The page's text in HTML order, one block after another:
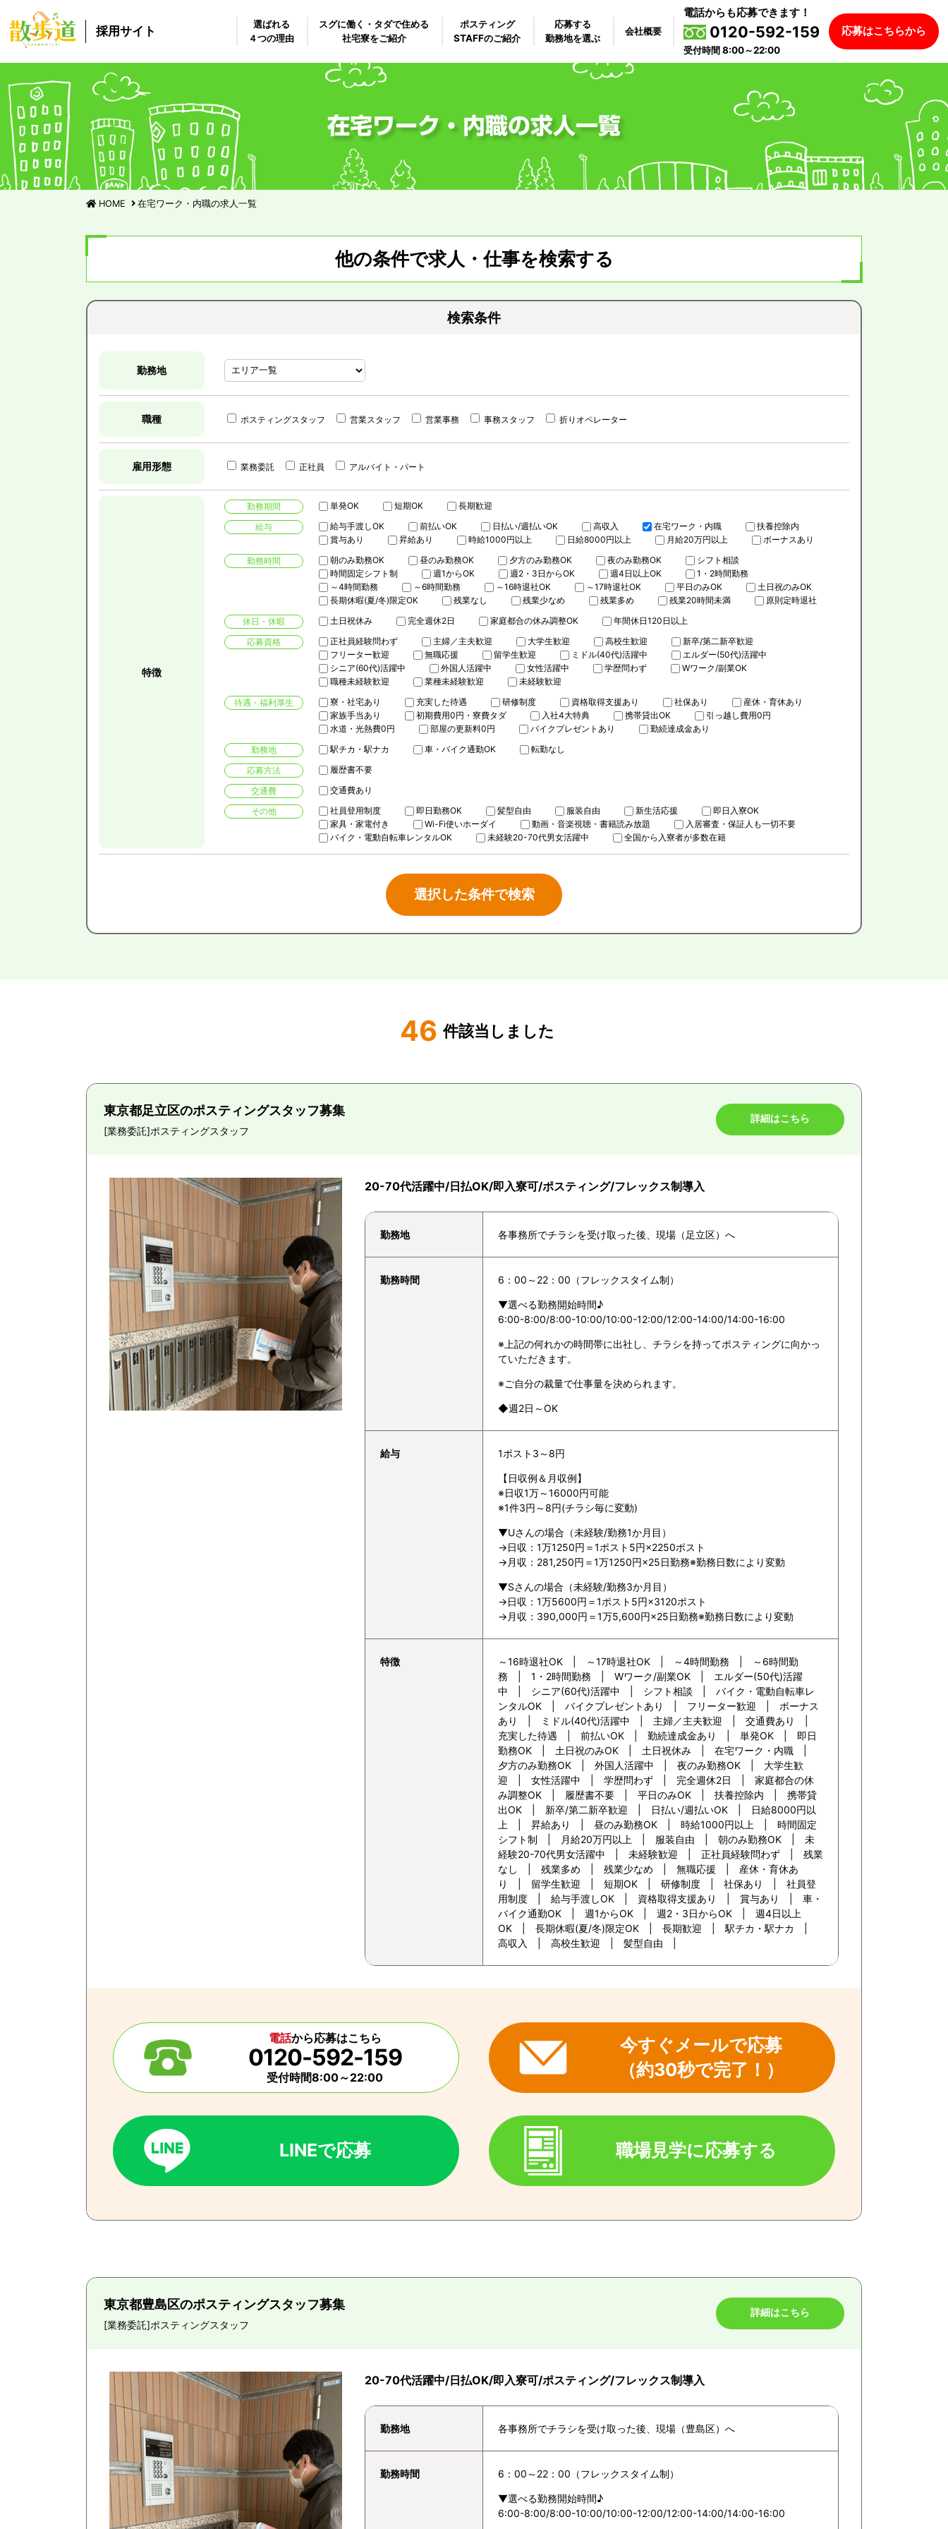
採用サイト
選ばれる
４つの理由
スグに働く・タダで住める
社宅寮をご紹介
ポスティング
STAFFのご紹介
応募する
勤務地を選ぶ
会社概要
電話からも応募できます！
0120-592-159
受付時間 8:00～22:00
応募はこちらから
在宅ワーク・内職の求人一覧
HOME 在宅ワーク・内職の求人一覧
他の条件で求人・仕事を検索する
検索条件
勤務地
職種 ポスティングスタッフ 営業スタッフ 営業事務 事務スタッフ 折りオペレーター
雇用形態 業務委託 正社員 アルバイト・パート
特徴
勤務期間 単発OK 短期OK
長期歓迎
給与
給与手渡しOK 前払いOK 日払い/週払いOK 高収入 在宅ワーク・内職
扶養控除内
賞与あり
昇給あり 時給1000円以上 日給8000円以上 月給20万円以上
ボーナスあり
勤務時間
朝のみ勤務OK 昼のみ勤務OK 夕方のみ勤務OK 夜のみ勤務OK
シフト相談
時間固定シフト制
週1からOK 週2・3日からOK 週4日以上OK
1・2時間勤務
～4時間勤務
～6時間勤務 ～16時退社OK ～17時退社OK 平日のみOK
土日祝のみOK
長期休暇(夏/冬)限定OK
残業なし 残業少なめ 残業多め 残業20時間未満
原則定時退社
休日・休暇
土日祝休み 完全週休2日 家庭都合の休み調整OK
年間休日120日以上
応募資格
正社員経験問わず 主婦／主夫歓迎 大学生歓迎 高校生歓迎
新卒/第二新卒歓迎
フリーター歓迎
無職応援 留学生歓迎 ミドル(40代)活躍中
エルダー(50代)活躍中
シニア(60代)活躍中
外国人活躍中 女性活躍中 学歴問わず
Wワーク/副業OK
職種未経験歓迎
業種未経験歓迎
未経験歓迎
待遇・福利厚生
寮・社宅あり 充実した待遇 研修制度 資格取得支援あり 社保あり
産休・育休あり
家族手当あり
初期費用0円・寮費タダ 入社4大特典 携帯貸出OK
引っ越し費用0円
水道・光熱費0円
部屋の更新料0円 バイクプレゼントあり
勤続達成金あり
勤務地
駅チカ・駅ナカ 車・バイク通勤OK
転勤なし
応募方法
履歴書不要
交通費
交通費あり
その他
社員登用制度 即日勤務OK 髪型自由 服装自由 新生活応援
即日入寮OK
家具・家電付き
Wi-Fi使いホーダイ 動画・音楽視聴・書籍読み放題
入居審査・保証人も一切不要
バイク・電動自転車レンタルOK
未経験20-70代男女活躍中 全国から入寮者が多数在籍
46 件該当しました
東京都足立区のポスティングスタッフ募集
[業務委託]ポスティングスタッフ
詳細はこちら
20-70代活躍中/日払OK/即入寮可/ポスティング/フレックス制導入
勤務地 各事務所でチラシを受け取った後、現場（足立区）へ
勤務時間 6：00～22：00（フレックスタイム制）
▼選べる勤務開始時間♪
6:00-8:00/8:00-10:00/10:00-12:00/12:00-14:00/14:00-16:00
※上記の何れかの時間帯に出社し、チラシを持ってポスティングに向かっ
ていただきます。
※ご自分の裁量で仕事量を決められます。
◆週2日～OK
給与 1ポスト3～8円
【日収例＆月収例】
※日収1万～16000円可能
※1件3円～8円(チラシ毎に変動)
▼Uさんの場合（未経験/勤務1か月目）
→日収：1万1250円＝1ポスト5円×2250ポスト
→月収：281,250円＝1万1250円×25日勤務※勤務日数により変動
▼Sさんの場合（未経験/勤務3か月目）
→日収：1万5600円＝1ポスト5円×3120ポスト
→月収：390,000円＝1万5,600円×25日勤務※勤務日数により変動
特徴
～16時退社OK | ～17時退社OK | ～4時間勤務 | ～6時間勤
務 | 1・2時間勤務 | Wワーク/副業OK | エルダー(50代)活躍
中 | シニア(60代)活躍中 | シフト相談 | バイク・電動自転車レ
ンタルOK | バイクプレゼントあり | フリーター歓迎 | ボーナス
あり | ミドル(40代)活躍中 | 主婦／主夫歓迎 | 交通費あり |
充実した待遇 | 前払いOK | 勤続達成金あり | 単発OK | 即日
勤務OK | 土日祝のみOK | 土日祝休み | 在宅ワーク・内職 |
夕方のみ勤務OK | 外国人活躍中 | 夜のみ勤務OK | 大学生歓
迎 | 女性活躍中 | 学歴問わず | 完全週休2日 | 家庭都合の休
み調整OK | 履歴書不要 | 平日のみOK | 扶養控除内 | 携帯貸
出OK | 新卒/第二新卒歓迎 | 日払い/週払いOK | 日給8000円以
上 | 昇給あり | 昼のみ勤務OK | 時給1000円以上 | 時間固定
シフト制 | 月給20万円以上 | 服装自由 | 朝のみ勤務OK | 未
経験20-70代男女活躍中 | 未経験歓迎 | 正社員経験問わず | 残業
なし | 残業多め | 残業少なめ | 無職応援 | 産休・育休あ
り | 留学生歓迎 | 短期OK | 研修制度 | 社保あり | 社員登
用制度 | 給与手渡しOK | 資格取得支援あり | 賞与あり | 車・
バイク通勤OK | 週1からOK | 週2・3日からOK | 週4日以上
OK | 長期休暇(夏/冬)限定OK | 長期歓迎 | 駅チカ・駅ナカ |
高収入 | 高校生歓迎 | 髪型自由 |
電話から応募はこちら
0120-592-159
受付時間8:00～22:00
今すぐメールで応募
（約30秒で完了！）
LINEで応募 職場見学に応募する
東京都豊島区のポスティングスタッフ募集
[業務委託]ポスティングスタッフ
詳細はこちら
20-70代活躍中/日払OK/即入寮可/ポスティング/フレックス制導入
勤務地 各事務所でチラシを受け取った後、現場（豊島区）へ
勤務時間 6：00～22：00（フレックスタイム制）
▼選べる勤務開始時間♪
6:00-8:00/8:00-10:00/10:00-12:00/12:00-14:00/14:00-16:00